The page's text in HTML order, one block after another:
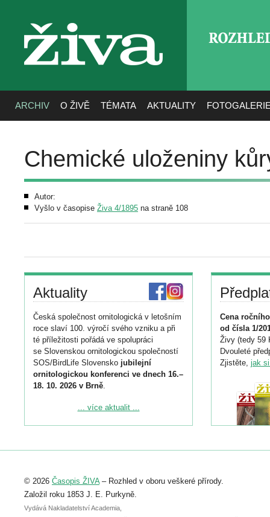
živa
ARCHIV O ŽIVĚ TÉMATA AKTUALITY
Chemické uloženiny
Autor:
Vyšlo v časopise Živa 4/1895 na straně 108
Aktuality
Česká společnost ornitologická v letošním
roce slaví 100. výročí svého vzniku a při
té příležitosti pořádá ve spolupráci
se Slovenskou ornitologickou společností
SOS/BirdLife Slovensko jubilejní
ornitologickou konferenci ve dnech 16.–
18. 10. 2026 v Brně.
Podrobnější informace ke konferenci
Registrovat se můžete do 6. září.
abstraktu přihlášené přednášky nebo
posteru je už 30. června.
... více aktualit ...
Cena
od čísla 1/
Živy (tedy 59
Dvouleté
Zjistěte, jak
© 2026 Časopis ŽIVA– Rozhled v oboru veškeré přírody.
Založil roku 1853 J. E. Purkyně.
Vydává Nakladatelství Academia,